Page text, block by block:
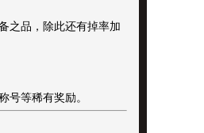
之品，除此还有掉率加
号等稀有奖励。